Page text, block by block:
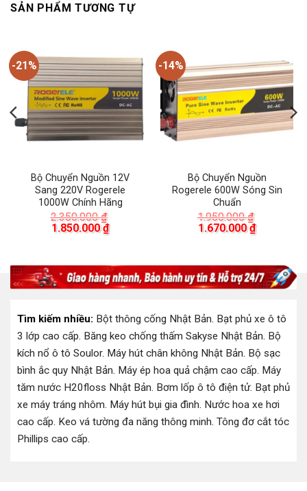
SẢN PHẨM TƯƠNG TỰ
-21%
Bộ Chuyển Nguồn 12V
Sang 220V Rogerele
1000W Chính Hãng
2.350.000₫
Giá
1.850.000₫Giá
hiện
1.850.000 ₫.
-14%
Bộ Chuyển Nguồn
Rogerele 600W Sóng Sin
Chuẩn
1.950.000₫
Giá
1.670.000₫Giá
hiện
1.670.000
₫.
Tìm kiếm nhiều: Bột thông cống Nhật Bản. Bạt phủ xe ô tô
3 lớp cao cấp. Băng keo chống thấm Sakyse Nhật Bản. Bộ
kích nổ ô tô Soulor. Máy hút chân không Nhật Bản. Bộ sạc
bình ắc quy Nhật Bản. Máy ép hoa quả chậm cao cấp. Máy
tăm nước H20floss Nhật Bản. Bơm lốp ô tô điện tử. Bạt phủ
xe máy tráng nhôm. Máy hút bụi gia đình. Nước hoa xe hơi
cao cấp. Keo vá tường đa năng thông minh. Tông đơ cắt tóc
Phillips cao cấp.